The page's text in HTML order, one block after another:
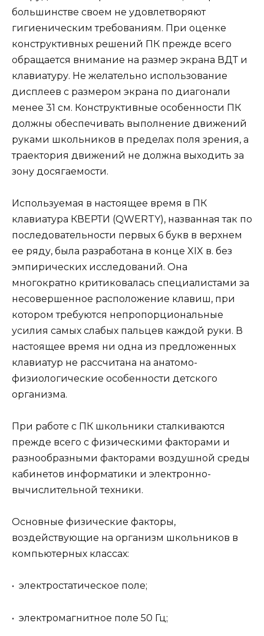
большинстве своем не удовлетворяют
гигиеническим требованиям. При оценке
конструктивных решений ПК прежде всего
обращается внимание на размер экрана ВДТ и
клавиатуру. Не желательно использование
дисплеев с размером экрана по диагонали
менее 31 см. Конструктивные особенности ПК
должны обеспечивать выполнение движений
руками школьников в пределах поля зрения, а
траектория движений не должна выходить за
зону досягаемости.
Используемая в настоящее время в ПК
клавиатура КВЕРТИ (QWERTY), названная так по
последовательности первых 6 букв в верхнем
ее ряду, была разработана в конце XIX в. без
эмпирических исследований. Она
многократно критиковалась специалистами за
несовершенное расположение клавиш, при
котором требуются непропорциональные
усилия самых слабых пальцев каждой руки. В
настоящее время ни одна из предложенных
клавиатур не рассчитана на анатомо-
физиологические особенности детского
организма.
При работе с ПК школьники сталкиваются
прежде всего с физическими факторами и
разнообразными факторами воздушной среды
кабинетов информатики и электронно-
вычислительной техники.
Основные физические факторы,
воздействующие на организм школьников в
компьютерных классах:
• электростатическое поле;
• электромагнитное поле 50 Гц;